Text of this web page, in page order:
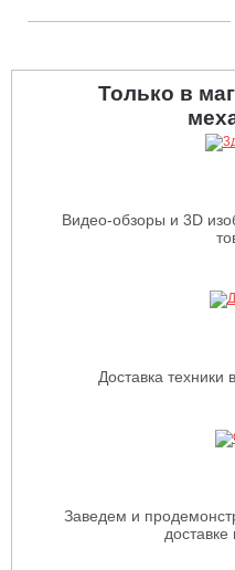
Только в
Видео-обзоры и 3D
Доставка техники
Заведем и